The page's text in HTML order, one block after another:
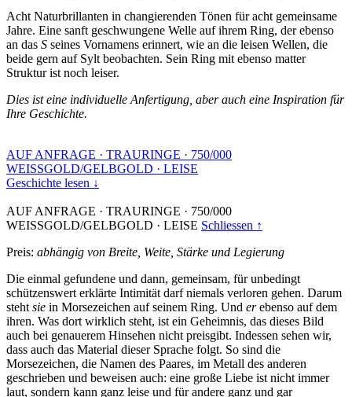
Acht Naturbrillanten in changierenden Tönen für acht gemeinsame
Jahre. Eine sanft geschwungene Welle auf ihrem Ring, der ebenso
an das S seines Vornamens erinnert, wie an die leisen Wellen, die
beide gern auf Sylt beobachten. Sein Ring mit ebenso matter
Struktur ist noch leiser.
Dies ist eine individuelle Anfertigung, aber auch eine Inspiration für
Ihre Geschichte.
AUF ANFRAGE · TRAURINGE · 750/000
WEISSGOLD/GELBGOLD · LEISE
Geschichte lesen ↓
AUF ANFRAGE · TRAURINGE · 750/000
WEISSGOLD/GELBGOLD · LEISE Schliessen ↑
Preis: abhängig von Breite, Weite, Stärke und Legierung
Die einmal gefundene und dann, gemeinsam, für unbedingt
schützenswert erklärte Intimität darf niemals verloren gehen. Darum
steht sie in Morsezeichen auf seinem Ring. Und erebenso auf dem
ihren. Was dort wirklich steht, ist ein Geheimnis, das dieses Bild
auch bei genauerem Hinsehen nicht preisgibt. Indessen sehen wir,
dass auch das Material dieser Sprache folgt. So sind die
Morsezeichen, die Namen des Paares, im Metall des anderen
geschrieben und beweisen auch: eine große Liebe ist nicht immer
laut, sondern kann ganz leise und für andere ganz und gar